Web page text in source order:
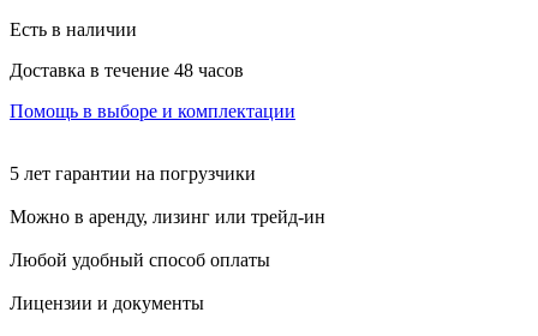
Есть в наличии
Доставка в течение 48 часов
Помощь в выборе и комплектации
5 лет гарантии на погрузчики
Можно в аренду, лизинг или трейд-ин
Любой удобный способ оплаты
Лицензии и документы